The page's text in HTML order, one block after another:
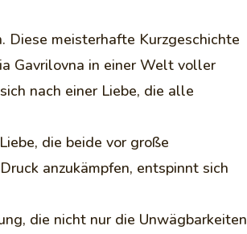
Diese meisterhafte Kurzgeschichte
Gavrilovna in einer Welt voller
nach einer Liebe, die alle
die beide vor große
anzukämpfen, entspinnt sich
die nicht nur die Unwägbarkeiten